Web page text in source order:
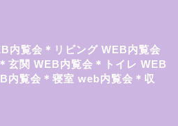
内覧会＊リビング WEB内覧会
玄関 WEB内覧会＊トイレ WEB
内覧会＊寝室 web内覧会＊収